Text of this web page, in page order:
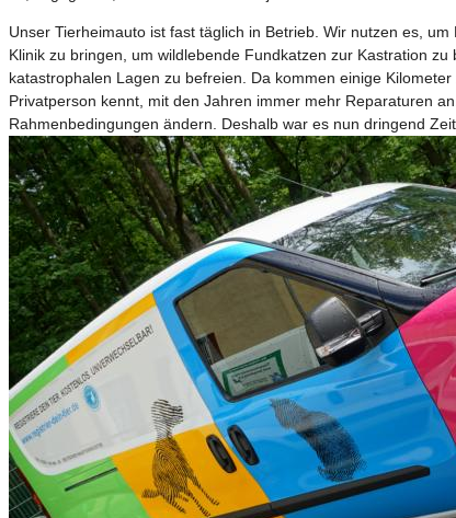
Unser Tierheimauto ist fast täglich in Betrieb. Wir nutzen es,
Klinik zu bringen, um wildlebende Fundkatzen zur Kastration
katastrophalen Lagen zu befreien. Da kommen einige
Privatperson kennt, mit den Jahren immer mehr Reparaturen
Rahmenbedingungen ändern. Deshalb war es nun dringend